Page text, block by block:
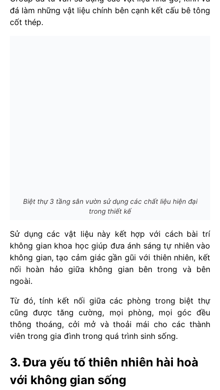
đá làm những vật liệu chính bên cạnh kết cấu bê tông
cốt thép.
Biệt thự 3 tầng sân vườn sử dụng các chất liệu hiện đại
trong thiết kế
Sử dụng các vật liệu này kết hợp với cách bài trí
không gian khoa học giúp đưa ánh sáng tự nhiên vào
không gian, tạo cảm giác gần gũi với thiên nhiên, kết
nối hoàn hảo giữa không gian bên trong và bên
ngoài.
Từ đó, tính kết nối giữa các phòng trong biệt thự
cũng được tăng cường, mọi phòng, mọi góc đều
thông thoáng, cởi mở và thoải mái cho các thành
viên trong gia đình trong quá trình sinh sống.
3. Đưa yếu tố thiên nhiên hài hoà
với không gian sống